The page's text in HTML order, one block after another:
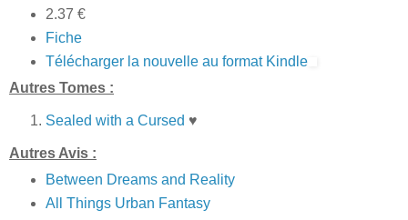
2.37 €
Fiche
Télécharger la nouvelle au format Kindle
Autres Tomes :
Sealed with a Cursed ♥
Autres Avis :
Between Dreams and Reality
All Things Urban Fantasy